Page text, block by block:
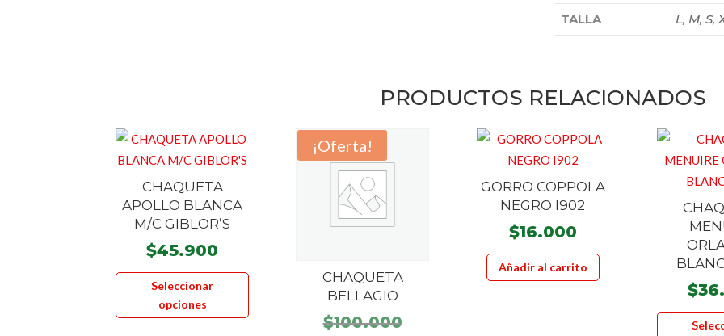
TALLA L, M, S,
PRODUCTOS RELACIONADOS
CHAQUETA
APOLLO BLANCA
M/C GIBLOR’S
$45.900
Seleccionar
opciones
Este
tiene
¡Oferta!
CHAQUETA
BELLAGIO
$100.000El
GORRO COPPOLA
NEGRO I902
$16.000
Añadir al carrito
$